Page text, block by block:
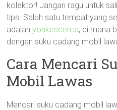
kolektor! Jangan ragu untuk
tips. Salah satu tempat yang
adalahyonkescerca, di mana
dengan suku cadang mobil
Cara Mencari
Mobil Lawas
Mencari suku cadang mobil